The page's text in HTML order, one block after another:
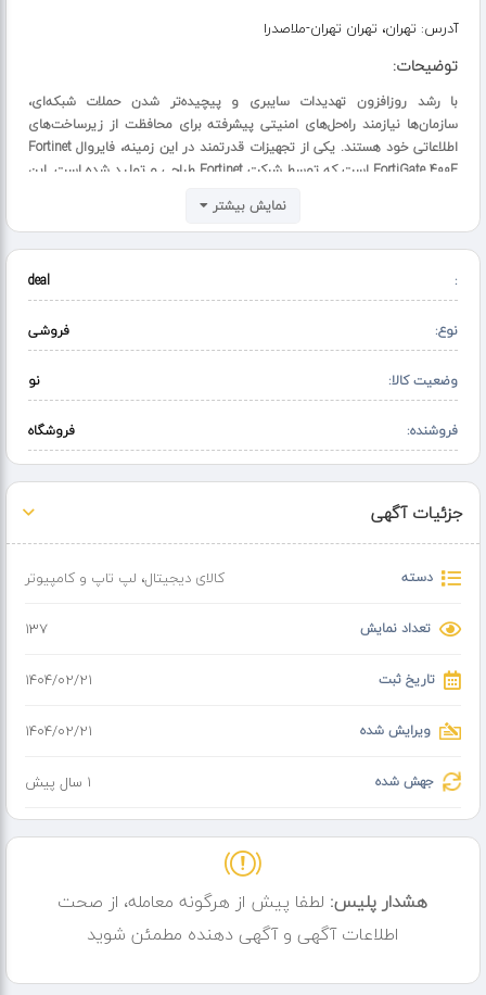
آدرس: تهران، تهران تهران-ملاصدرا
توضیحات:
با رشد روزافزون تهدیدات سایبری و پیچیده‌تر شدن حملات شبکه‌ای،
سازمان‌ها نیازمند راه‌حل‌های امنیتی پیشرفته برای محافظت از زیرساخت‌های
اطلاعاتی خود هستند. یکی از تجهیزات قدرتمند در این زمینه، فایروال Fortinet
FortiGate 400F است که توسط شرکت Fortinet طراحی و تولید شده است. این
شبکه‌های متوسط تا بزرگ طراحی شده است.
نمایش بیشتر
:
deal
نوع: فروشی
وضعیت کالا: نو
فروشنده: فروشگاه
جزئیات آگهی
دسته کالای دیجیتال، لپ تاپ و کامپیوتر
تعداد نمایش 137
تاریخ ثبت ۱۴۰۴/۰۲/۲۱
ویرایش شده ۱۴۰۴/۰۲/۲۱
جهش شده 1 سال پیش
هشدار پلیس: لطفا پیش از هرگونه معامله، از صحت
اطلاعات آگهی و آگهی دهنده مطمئن شوید